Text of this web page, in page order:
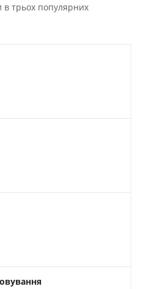
трьох популярних